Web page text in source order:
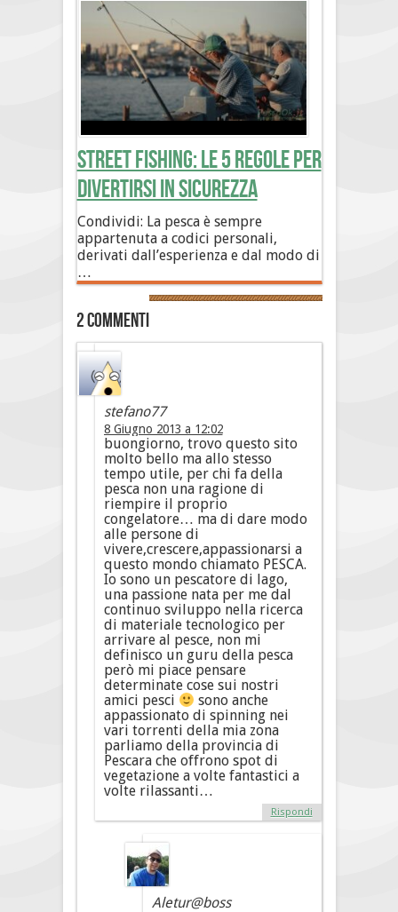
Street Fishing: le 5 regole per
divertirsi in sicurezza
Condividi: La pesca è sempre
appartenuta a codici personali,
derivati dall’esperienza e dal modo di
…
2 commenti
stefano77
8 Giugno 2013 a 12:02
buongiorno, trovo questo sito
molto bello ma allo stesso
tempo utile, per chi fa della
pesca non una ragione di
riempire il proprio
congelatore… ma di dare modo
alle persone di
vivere,crescere,appassionarsi a
questo mondo chiamato PESCA.
Io sono un pescatore di lago,
una passione nata per me dal
continuo sviluppo nella ricerca
di materiale tecnologico per
arrivare al pesce, non mi
definisco un guru della pesca
però mi piace pensare
determinate cose sui nostri
amici pesci
sono anche
appassionato di spinning nei
vari torrenti della mia zona
parliamo della provincia di
Pescara che offrono spot di
vegetazione a volte fantastici a
volte rilassanti…
Rispondi
Aletur@boss